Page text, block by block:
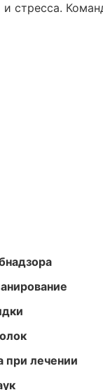
стресса.
при лечении